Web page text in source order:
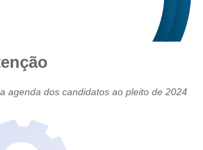
agenda dos candidatos ao pleito de 2024